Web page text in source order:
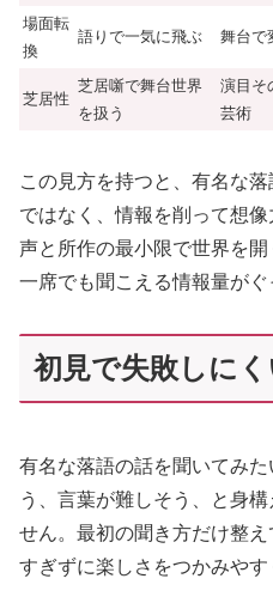
場面転
換
語りで一気に飛ぶ 舞台で
芝居性
芝居噺で舞台世界
を扱う
演目そ
芸術
この見方を持つと、有名な
ではなく、情報を削って想像
声と所作の最小限で世界を
一席でも聞こえる情報量がぐ
初見で失敗しに
有名な落語の話を聞いてみ
う、言葉が難しそう、と身
せん。最初の聞き方だけ整
すぎずに楽しさをつかみやす